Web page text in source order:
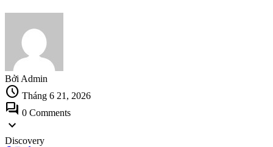
Bởi Admin
schedule Tháng 6 21, 2026
forum 0 Comments
expand_more
Discovery